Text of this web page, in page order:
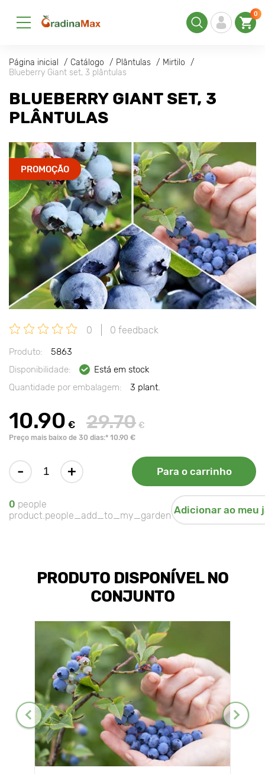
0
Página inicial Catálogo Plântulas
Mirtilo
Blueberry Giant set, 3 plântulas
BLUEBERRY GIANT SET, 3
PLÂNTULAS
PROMOÇÃO
0 0 feedback
Produto:
5863
Disponibilidade:
Está em stock
Quantidade por embalagem:
3 plant.
10.90 € 29.70 €
Preço mais baixo de 30 dias:* 10.90 €
- + Para o carrinho
0 people
product.people_add_to_my_garden Adicionar ao meu
PRODUTO DISPONÍVEL NO
CONJUNTO